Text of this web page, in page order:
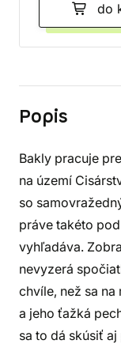
do
Popis
Bakly pracuje
na území
so
práve takéto
vyhľadáva.
nevyzerá
chvíle, než sa
a jeho ťažká
sa to dá skúsiť